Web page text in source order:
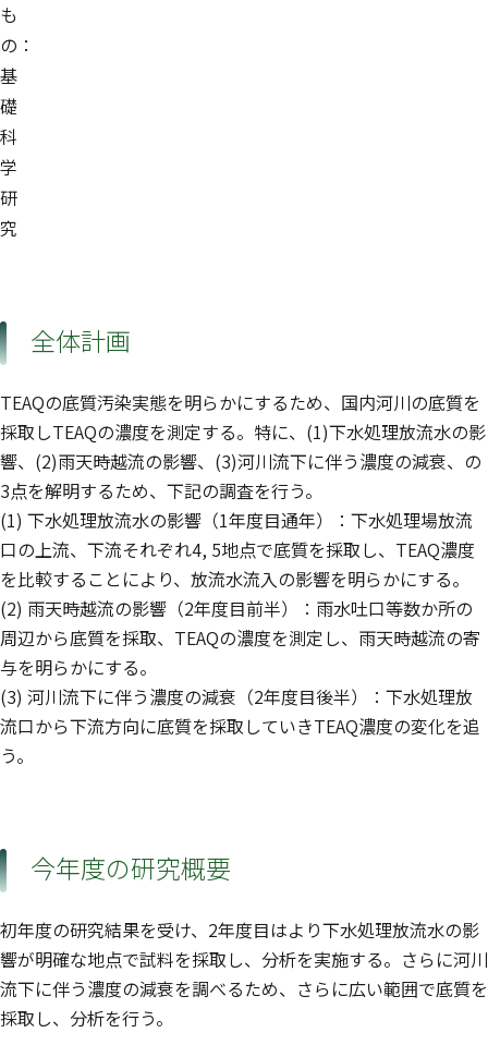
も
の：
基
礎
科
学
研
究
全体計画
TEAQの底質汚染実態を明らかにするため、国内河川の底質を
採取しTEAQの濃度を測定する。特に、(1)下水処理放流水の影
響、(2)雨天時越流の影響、(3)河川流下に伴う濃度の減衰、の
3点を解明するため、下記の調査を行う。
(1) 下水処理放流水の影響（1年度目通年）：下水処理場放流
口の上流、下流それぞれ4, 5地点で底質を採取し、TEAQ濃度
を比較することにより、放流水流入の影響を明らかにする。
(2) 雨天時越流の影響（2年度目前半）：雨水吐口等数か所の
周辺から底質を採取、TEAQの濃度を測定し、雨天時越流の寄
与を明らかにする。
(3) 河川流下に伴う濃度の減衰（2年度目後半）：下水処理放
流口から下流方向に底質を採取していきTEAQ濃度の変化を追
う。
今年度の研究概要
初年度の研究結果を受け、2年度目はより下水処理放流水の影
響が明確な地点で試料を採取し、分析を実施する。さらに河川
流下に伴う濃度の減衰を調べるため、さらに広い範囲で底質を
採取し、分析を行う。